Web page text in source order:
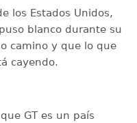
los Estados Unidos,
blanco durante su
camino y que lo que
cayendo.
GT es un país